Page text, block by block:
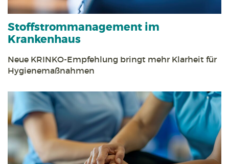
Stoff­strom­management im
Krankenhaus
Neue KRINKO-Empfehlung bringt mehr Klarheit für
Hygienemaßnahmen